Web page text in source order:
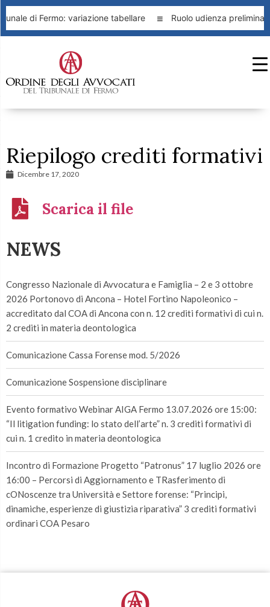
di Fermo: variazione tabellare Ruolo udienza
Riepilogo crediti formativi
Dicembre 17, 2020
Scarica il file
NEWS
Congresso Nazionale di Avvocatura e Famiglia – 2 e 3 ottobre
2026 Portonovo di Ancona – Hotel Fortino Napoleonico –
accreditato dal COA di Ancona con n. 12 crediti formativi di cui n.
2 crediti in materia deontologica
Comunicazione Cassa Forense mod. 5/2026
Comunicazione Sospensione disciplinare
Evento formativo Webinar AIGA Fermo 13.07.2026 ore 15:00:
“Il litigation funding: lo stato dell’arte” n. 3 crediti formativi di
cui n. 1 credito in materia deontologica
Incontro di Formazione Progetto “Patronus” 17 luglio 2026 ore
16:00 – Percorsi di Aggiornamento e TRasferimento di
cONoscenze tra Università e Settore forense: “Principi,
dinamiche, esperienze di giustizia riparativa” 3 crediti formativi
ordinari COA Pesaro